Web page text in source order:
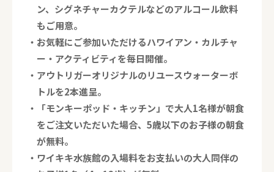
ン、シグネチャーカクテルなどのアルコール飲料
もご用意。
・お気軽にご参加いただけるハワイアン・カルチャ
ー・アクティビティを毎日開催。
・アウトリガーオリジナルのリユースウォーターボ
トルを2本進呈。
・「モンキーポッド・キッチン」で大人1名様が朝食
をご注文いただいた場合、5歳以下のお子様の朝食
が無料。
・ワイキキ水族館の入場料をお支払いの大人同伴の